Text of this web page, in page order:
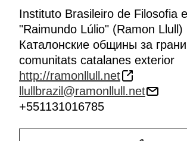
Instituto Brasileiro de Filosofia
"Raimundo Lúlio" (Ramon Llull)
Каталонские общины за
comunitats catalanes exterior
http://ramonllull.net
llullbrazil@ramonllull.net
+551131016785